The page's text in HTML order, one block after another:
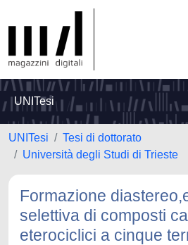
UNITesi
UNITesi
Tesi di dottorato
Università degli Studi di Trieste
Formazione
selettiva di composti
eterociclici a cinque